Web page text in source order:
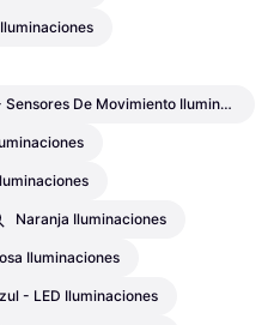
Iluminación Exterior - Negro - Sensores De Movimiento Iluminaciones
Naranja Iluminaciones
Iluminaciones
- LED Iluminaciones